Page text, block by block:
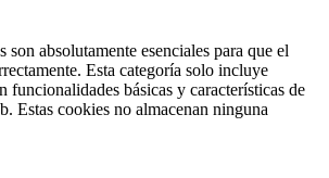
son absolutamente esenciales para que el
Esta categoría solo incluye
funcionalidades básicas y características de
Estas cookies no almacenan ninguna